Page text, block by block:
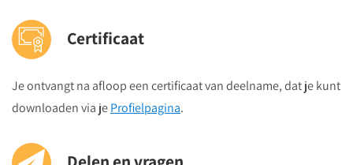
Einde congresdag
VOORTGEZET (SPECIAAL) ONDERWIJS EN
PRAKTIJKONDERWIJS
TOS in de klassenpraktijk
Certificaat
Je ontvangt na afloop een certificaat van deelname, dat je kunt
downloaden via jeProfielpagina.